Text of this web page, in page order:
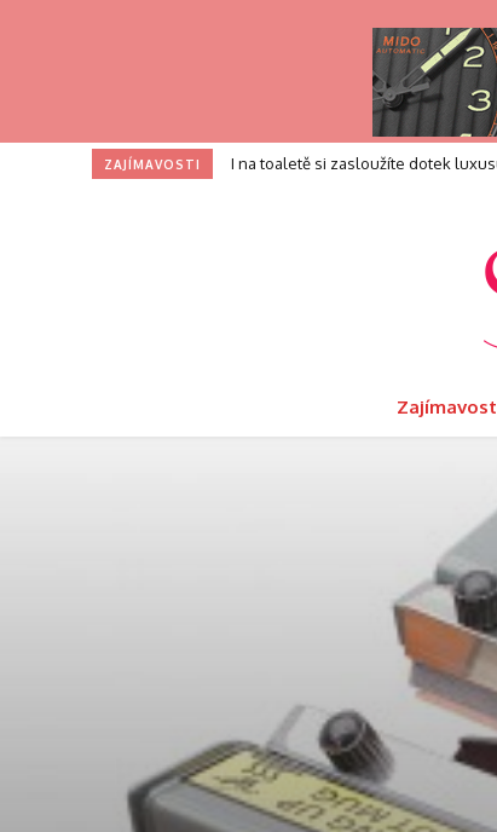
ZAJÍMAVOSTI I na toaletě si zasloužíte dotek